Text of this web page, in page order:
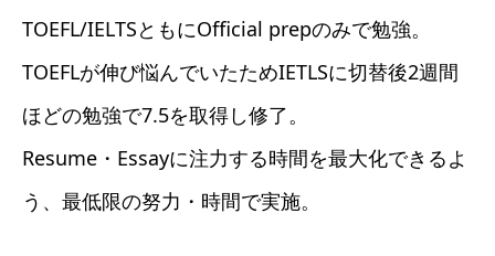
TOEFL/IELTSともにOfficial prepのみで勉強。
TOEFLが伸び悩んでいたためIETLSに切替後2週間
ほどの勉強で7.5を取得し修了。
Resume・Essayに注力する時間を最大化できるよ
う、最低限の努力・時間で実施。